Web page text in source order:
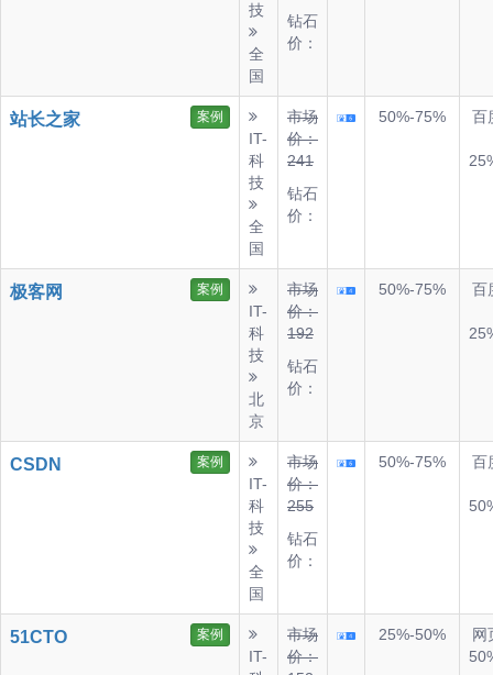
技
全
国
钻石
价：
站长之家 案例
IT-
科
技
全
国
市场
价：
241
钻石
价：
50%-75% 百
极客网 案例
IT-
科
技
北
京
市场
价：
192
钻石
价：
50%-75% 百
CSDN 案例
IT-
科
技
全
国
市场
价：
255
钻石
价：
50%-75% 百
51CTO 案例
IT-
市场
价：
25%-50%
网